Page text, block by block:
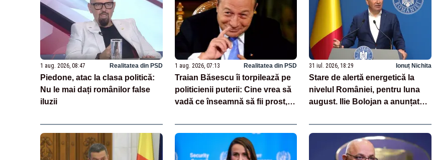
1 aug. 2026, 08:47 Realitatea din PSD
Piedone, atac la clasa politică:
Nu le mai dați românilor false
iluzii
1 aug. 2026, 07:13 Realitatea din PSD
Traian Băsescu îi torpilează pe
politicienii puterii: Cine vrea să
vadă ce înseamnă să fii prost,
31 iul. 2026, 18:29 Ionuț Nichita
Stare de alertă energetică la
nivelul României, pentru luna
august. Ilie Bolojan a anunțat
VIDEO